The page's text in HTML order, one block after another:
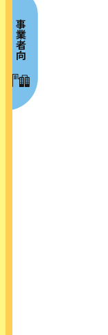
事業者向け
GALLERY ギャラ
RISK MAP リスク
SPECIAL